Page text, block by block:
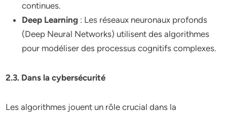
continues.
Deep Learning : Les réseaux neuronaux profonds
(Deep Neural Networks) utilisent des algorithmes
pour modéliser des processus cognitifs complexes.
2.3. Dans la cybersécurité
Les algorithmes jouent un rôle crucial dans la